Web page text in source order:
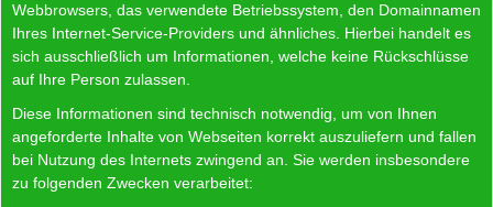
Webbrowsers, das verwendete Betriebssystem, den Domainnamen
Ihres Internet-Service-Providers und ähnliches. Hierbei handelt es
sich ausschließlich um Informationen, welche keine Rückschlüsse
auf Ihre Person zulassen.
Diese Informationen sind technisch notwendig, um von Ihnen
angeforderte Inhalte von Webseiten korrekt auszuliefern und fallen
bei Nutzung des Internets zwingend an. Sie werden insbesondere
zu folgenden Zwecken verarbeitet: